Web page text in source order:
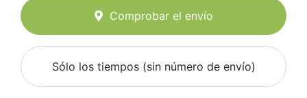
Comprobar el envío
Sólo los tiempos (sin número de envío)